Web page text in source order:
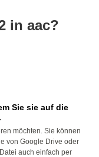
in aac?
Sie sie auf die
möchten. Sie können
von Google Drive oder
auch einfach per